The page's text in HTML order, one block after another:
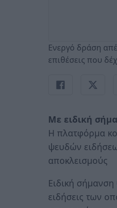
Ενεργό δράση
επιθέσεις που
Με ειδική
Η πλατφόρμα
ψευδών
αποκλεισμούς
Ειδική σήμανση
ειδήσεις των